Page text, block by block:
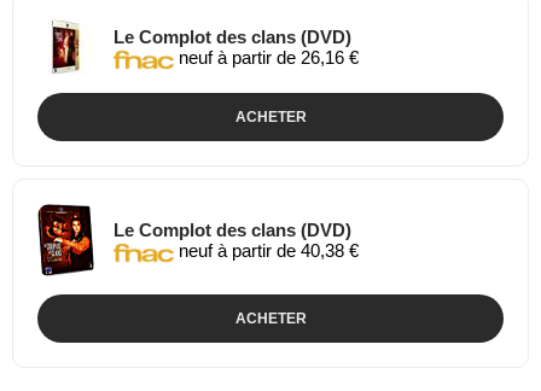
Le Complot des clans (DVD)
neuf à partir de 26,16 €
ACHETER
Le Complot des clans (DVD)
neuf à partir de 40,38 €
ACHETER